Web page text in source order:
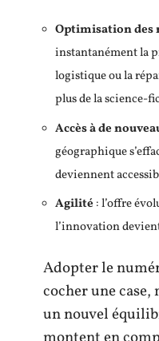
Optimisation des
instantanément la
logistique ou la
plus de la science-
Accès à de
géographique
deviennent
Agilité : l’offre
l’innovation
Adopter le
cocher une
un nouvel